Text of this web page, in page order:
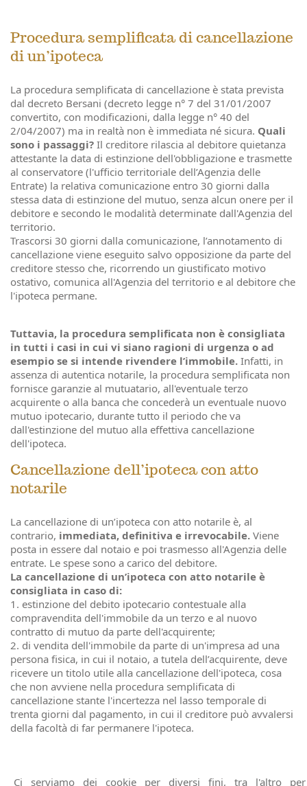
Ci serviamo dei cookie per diversi fini, tra l'altro per
Procedura semplificata di cancellazione
di un’ipoteca
La procedura semplificata di cancellazione è stata prevista
dal decreto Bersani (decreto legge n° 7 del 31/01/2007
convertito, con modificazioni, dalla legge n° 40 del
2/04/2007) ma in realtà non è immediata né sicura. Quali
sono i passaggi? Il creditore rilascia al debitore quietanza
attestante la data di estinzione dell'obbligazione e trasmette
al conservatore (l'ufficio territoriale dell’Agenzia delle
Entrate) la relativa comunicazione entro 30 giorni dalla
stessa data di estinzione del mutuo, senza alcun onere per il
debitore e secondo le modalità determinate dall'Agenzia del
territorio.
Trascorsi 30 giorni dalla comunicazione, l’annotamento di
cancellazione viene eseguito salvo opposizione da parte del
creditore stesso che, ricorrendo un giustificato motivo
ostativo, comunica all'Agenzia del territorio e al debitore che
l'ipoteca permane.
Tuttavia, la procedura semplificata non è consigliata
in tutti i casi in cui vi siano ragioni di urgenza o ad
esempio se si intende rivendere l’immobile. Infatti, in
assenza di autentica notarile, la procedura semplificata non
fornisce garanzie al mutuatario, all'eventuale terzo
acquirente o alla banca che concederà un eventuale nuovo
mutuo ipotecario, durante tutto il periodo che va
dall'estinzione del mutuo alla effettiva cancellazione
dell'ipoteca.
Cancellazione dell’ipoteca con atto
notarile
La cancellazione di un’ipoteca con atto notarile è, al
contrario, immediata, definitiva e irrevocabile. Viene
posta in essere dal notaio e poi trasmesso all'Agenzia delle
entrate. Le spese sono a carico del debitore.
La cancellazione di un’ipoteca con atto notarile è
consigliata in caso di:
1. estinzione del debito ipotecario contestuale alla
compravendita dell'immobile da un terzo e al nuovo
contratto di mutuo da parte dell'acquirente;
2. di vendita dell'immobile da parte di un'impresa ad una
persona fisica, in cui il notaio, a tutela dell’acquirente, deve
ricevere un titolo utile alla cancellazione dell'ipoteca, cosa
che non avviene nella procedura semplificata di
cancellazione stante l'incertezza nel lasso temporale di
trenta giorni dal pagamento, in cui il creditore può avvalersi
della facoltà di far permanere l'ipoteca.